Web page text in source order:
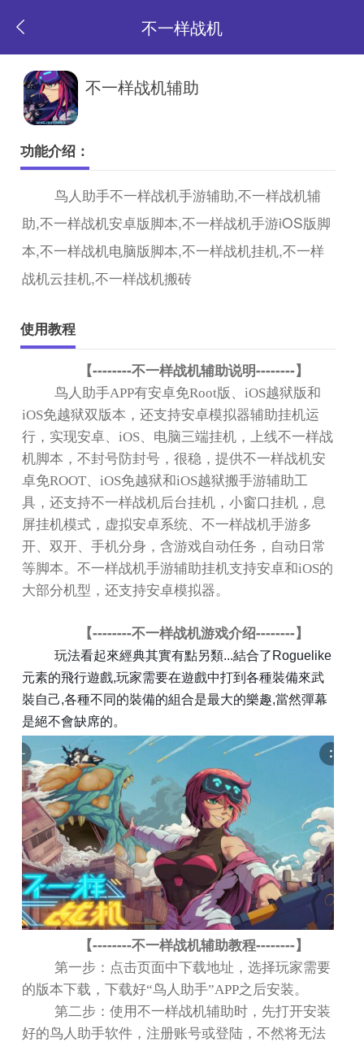
不一样战机
返
页
不一样战机辅助
功能介绍：
鸟人助手不一样战机手游辅助,不一样战机辅
助,不一样战机安卓版脚本,不一样战机手游iOS版脚
本,不一样战机电脑版脚本,不一样战机挂机,不一样
战机云挂机,不一样战机搬砖
使用教程
【--------不一样战机辅助说明--------】
鸟人助手APP有安卓免Root版、iOS越狱版和
iOS免越狱双版本，还支持安卓模拟器辅助挂机运
行，实现安卓、iOS 、电脑三端挂机，上线不一样战
机脚本，不封号防封号，很稳，提供不一样战机安
卓免ROOT 、iOS免越狱和iOS越狱搬手游辅助工
具，还支持不一样战机后台挂机，小窗口挂机，息
屏挂机模式，虚拟安卓系统、不一样战机手游多
开、双开、手机分身，含游戏自动任务，自动日常
等脚本。不一样战机手游辅助挂机支持安卓和iOS的
大部分机型，还支持安卓模拟器。
【--------不一样战机游戏介绍--------】
玩法看起來經典其實有點另類...結合了 Roguelike
元素的飛行遊戲,玩家需要在遊戲中打到各種裝備來武
裝自己,各種不同的裝備的組合是最大的樂趣,當然彈幕
是絕不會缺席的。
【--------不一样战机辅助教程--------】
第一步：点击页面中下载地址，选择玩家需要
的版本下载，下载好“鸟人助手”APP之后安装。
第二步：使用不一样战机辅助时，先打开安装
好的鸟人助手软件，注册账号或登陆，不然将无法